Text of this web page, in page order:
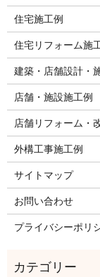
住宅施工例
住宅リフォーム施
建築・店舗設計・
店舗・施設施工例
店舗リフォーム・
外構工事施工例
サイトマップ
お問い合わせ
プライバシーポリ